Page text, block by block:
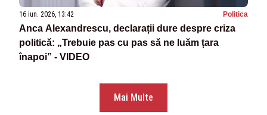
16 iun. 2026, 13:42 Politica
Anca Alexandrescu, declarații dure despre criza
politică: „Trebuie pas cu pas să ne luăm țara
înapoi” - VIDEO
Mai Multe